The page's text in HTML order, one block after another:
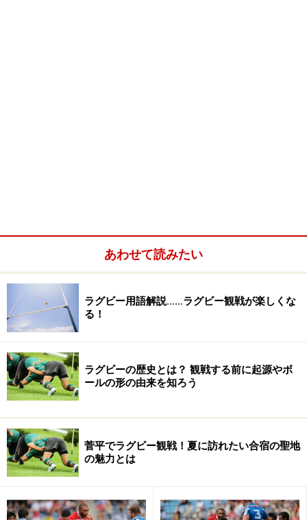
＜目次＞
総グラウンド数100面以上！ ラグビー夏合宿の聖地・菅
平
ニュージーランド人もびっくり！ 数千人のファンが詰め
本番前の格好の試金石！ 過酷な状況だからこそ本質が見
あわせて読みたい
ラグビー用語解説……ラグビー観戦が楽しくな
る！
ラグビーの歴史とは？ 観戦する前に起源やボ
ールの形の由来を知ろう
菅平でラグビー観戦！夏に訪れたい合宿の聖地
の魅力とは